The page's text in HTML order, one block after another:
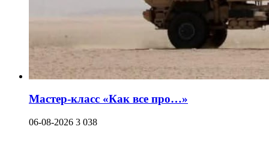
Мастер-класс «Как все про…»
06-08-2026 3 038